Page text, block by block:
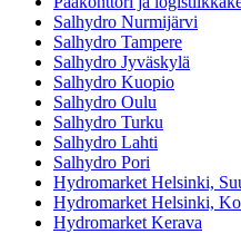
Salhydro Nurmijärvi
Salhydro Tampere
Salhydro Jyväskylä
Salhydro Kuopio
Salhydro Oulu
Salhydro Turku
Salhydro Lahti
Salhydro Pori
Hydromarket Helsinki,
Hydromarket Helsinki,
Hydromarket Kerava